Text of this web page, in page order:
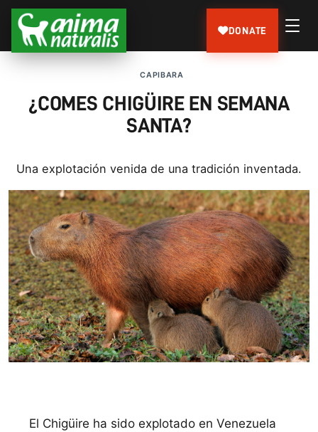
DONATE
CAPIBARA
¿COMES CHIGÜIRE EN SEMANA
SANTA?
Una explotación venida de una tradición inventada.
El Chigüire ha sido explotado en Venezuela